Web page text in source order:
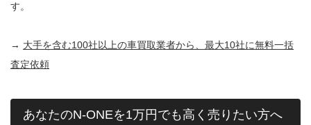
す。
→ 大手を含む100社以上の車買取業者から、最大10社に無料一括
査定依頼
あなたのN-ONEを1万円でも高く売りたい方へ